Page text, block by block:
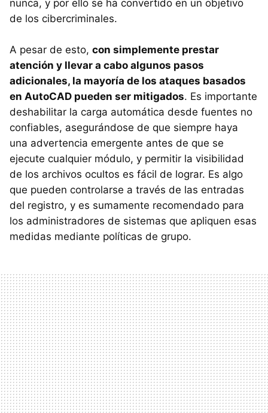
nunca, y por ello se ha convertido en un objetivo
de los cibercriminales.
A pesar de esto, con simplemente prestar
atención y llevar a cabo algunos pasos
adicionales, la mayoría de los ataques basados
en AutoCAD pueden ser mitigados. Es importante
deshabilitar la carga automática desde fuentes no
confiables, asegurándose de que siempre haya
una advertencia emergente antes de que se
ejecute cualquier módulo, y permitir la visibilidad
de los archivos ocultos es fácil de lograr. Es algo
que pueden controlarse a través de las entradas
del registro, y es sumamente recomendado para
los administradores de sistemas que apliquen esas
medidas mediante políticas de grupo.